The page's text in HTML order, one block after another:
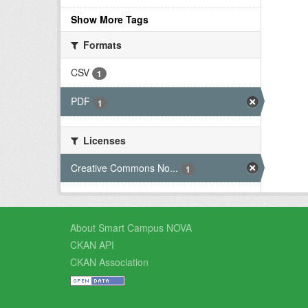
Show More Tags
Formats
CSV
1
PDF 1
Licenses
Creative Commons No...
1
About Smart Campus NOVA
CKAN API
CKAN Association